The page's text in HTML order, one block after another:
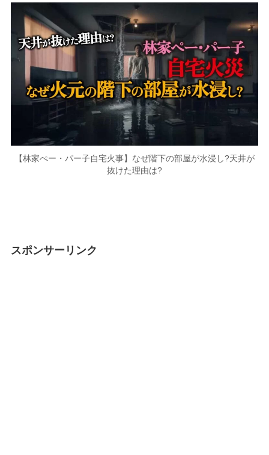
【林家ぺー・パー子自宅火事】なぜ階下の部屋が水浸し?天井が
抜けた理由は?
スポンサーリンク